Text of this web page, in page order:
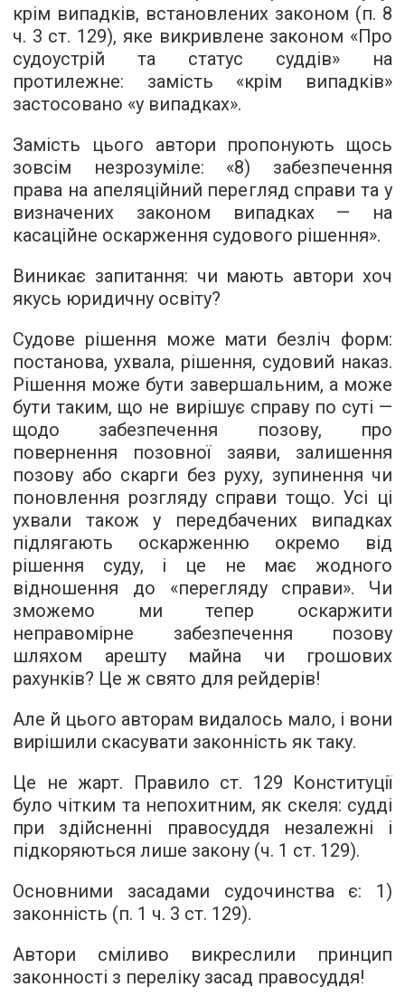
крім випадків, встановлених законом (п. 8
ч. 3 ст. 129), яке викривлене законом «Про
судоустрій та статус суддів» на
протилежне: замість «крім випадків»
застосовано «у випадках».
Замість цього автори пропонують щось
зовсім незрозуміле: «8) забезпечення
права на апеляційний перегляд справи та у
визначених законом випадках — на
касаційне оскарження судового рішення».
Виникає запитання: чи мають автори хоч
якусь юридичну освіту?
Судове рішення може мати безліч форм:
постанова, ухвала, рішення, судовий наказ.
Рішення може бути завершальним, а може
бути таким, що не вирішує справу по суті —
щодо забезпечення позову, про
повернення позовної заяви, залишення
позову або скарги без руху, зупинення чи
поновлення розгляду справи тощо. Усі ці
ухвали також у передбачених випадках
підлягають оскарженню окремо від
рішення суду, і це не має жодного
відношення до «перегляду справи». Чи
зможемо ми тепер оскаржити
неправомірне забезпечення позову
шляхом арешту майна чи грошових
рахунків? Це ж свято для рейдерів!
Але й цього авторам видалось мало, і вони
вирішили скасувати законність як таку.
Це не жарт. Правило ст. 129 Конституції
було чітким та непохитним, як скеля: судді
при здійсненні правосуддя незалежні і
підкоряються лише закону (ч. 1 ст. 129).
Основними засадами судочинства є: 1)
законність (п. 1 ч. 3 ст. 129).
Автори сміливо викреслили принцип
законності з переліку засад правосуддя!